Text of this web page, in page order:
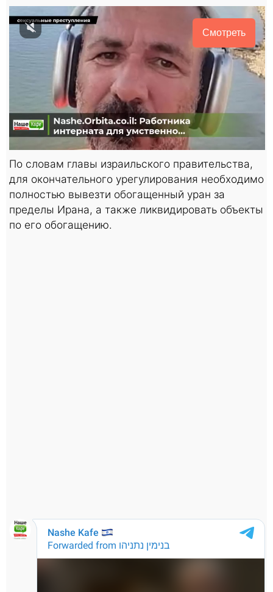
Смотреть
По словам главы израильского правительства,
для окончательного урегулирования необходимо
полностью вывезти обогащенный уран за
пределы Ирана, а также ликвидировать объекты
по его обогащению.